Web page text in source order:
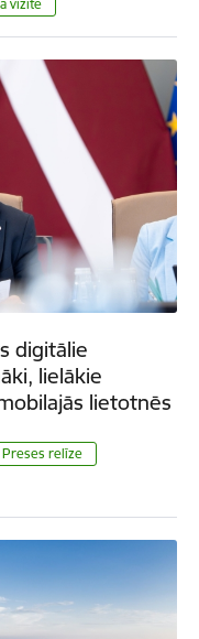
vizīte
digitālie
lielākie
lietotnēs
Preses relīze